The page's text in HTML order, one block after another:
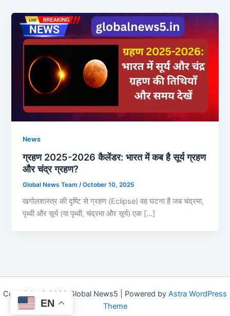
News
ग्रहण 2025-2026 कैलेंडर: भारत में कब है सूर्य ग्रहण
और चंद्र ग्रहण?
Global News Team /October 10, 2025
खगोलशास्त्र की दृष्टि से ग्रहण (Eclipse) वह घटना है जब चंद्रमा,
पृथ्वी और सूर्य (या पृथ्वी, चंद्रमा और सूर्य) एक […]
Copyright © 2026 Global News5 | Powered by Astra WordPress
Theme
EN